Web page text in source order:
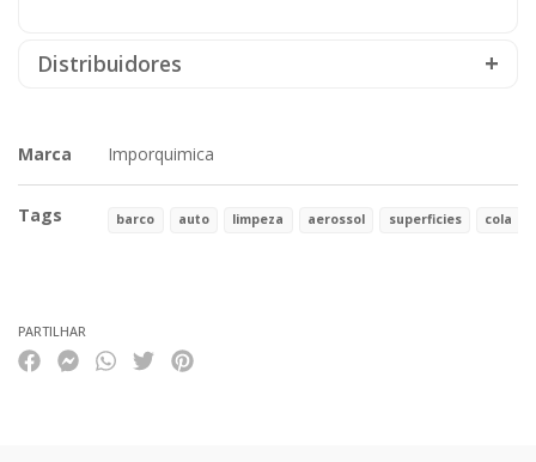
Distribuidores
Marca Imporquimica
Tags barco auto limpeza aerossol superficies cola
PARTILHAR